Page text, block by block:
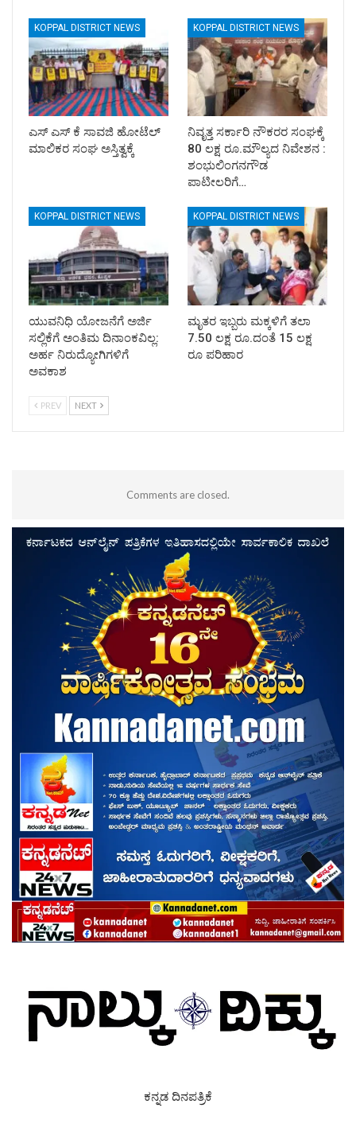
KOPPAL DISTRICT NEWS
ಎಸ್ ಎಸ್ ಕೆ ಸಾವಜಿ ಹೋಟೆಲ್
ಮಾಲಿಕರ ಸಂಘ ಅಸ್ತಿತ್ವಕ್ಕೆ
KOPPAL DISTRICT NEWS
ನಿವೃತ್ತ ಸರ್ಕಾರಿ ನೌಕರರ ಸಂಘಕ್ಕೆ
80 ಲಕ್ಷ ರೂ.ಮೌಲ್ಯದ ನಿವೇಶನ :
ಶಂಭುಲಿಂಗನಗೌಡ
ಪಾಟೀಲರಿಗೆ…
KOPPAL DISTRICT NEWS
ಯುವನಿಧಿ ಯೋಜನೆಗೆ ಅರ್ಜಿ
ಸಲ್ಲಿಕೆಗೆ ಅಂತಿಮ ದಿನಾಂಕವಿಲ್ಲ:
ಅರ್ಹ ನಿರುದ್ಯೋಗಿಗಳಿಗೆ
ಅವಕಾಶ
KOPPAL DISTRICT NEWS
ಮೃತರ ಇಬ್ಬರು ಮಕ್ಕಳಿಗೆ ತಲಾ
7.50 ಲಕ್ಷ ರೂ.ದಂತೆ 15 ಲಕ್ಷ
ರೂ ಪರಿಹಾರ
PREV NEXT
Comments are closed.
ಕನ್ನಡ ದಿನಪತ್ರಿಕೆ